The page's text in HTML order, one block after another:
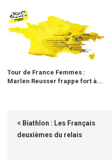
Tour de France Femmes :
Marlen Reusser frappe fort à...
Biathlon : Les Français
deuxièmes du relais